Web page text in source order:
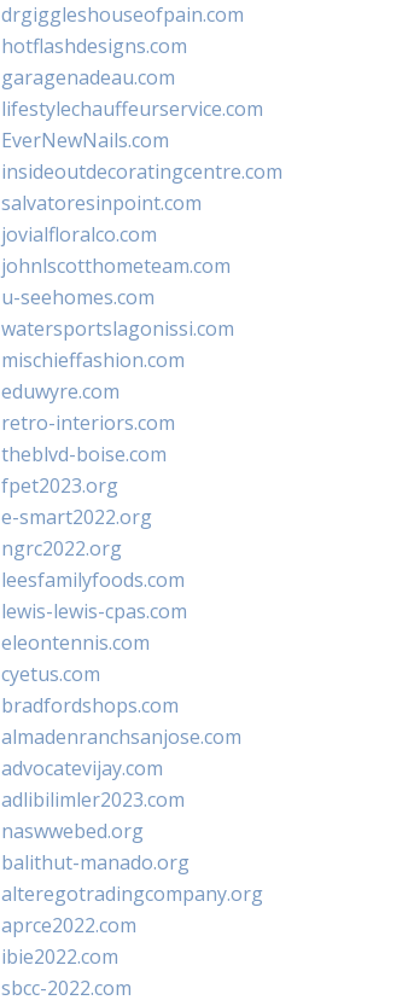
drgiggleshouseofpain.com
hotflashdesigns.com
garagenadeau.com
lifestylechauffeurservice.com
EverNewNails.com
insideoutdecoratingcentre.com
salvatoresinpoint.com
jovialfloralco.com
johnlscotthometeam.com
u-seehomes.com
watersportslagonissi.com
mischieffashion.com
eduwyre.com
retro-interiors.com
theblvd-boise.com
fpet2023.org
e-smart2022.org
ngrc2022.org
leesfamilyfoods.com
lewis-lewis-cpas.com
eleontennis.com
cyetus.com
bradfordshops.com
almadenranchsanjose.com
advocatevijay.com
adlibilimler2023.com
naswwebed.org
balithut-manado.org
alteregotradingcompany.org
aprce2022.com
ibie2022.com
sbcc-2022.com